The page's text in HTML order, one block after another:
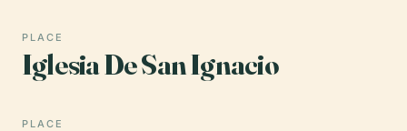
PLACE
Iglesia De San Ignacio
PLACE